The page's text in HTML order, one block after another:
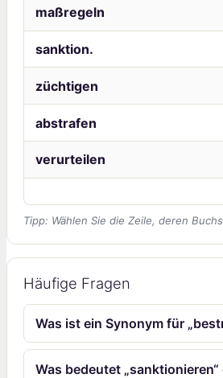
maßregeln
sanktion.
züchtigen
abstrafen
verurteilen
Tipp: Wählen Sie die Zeile, deren
Häufige Fragen
Was ist ein Synonym für
Was bedeutet „sanktionieren“